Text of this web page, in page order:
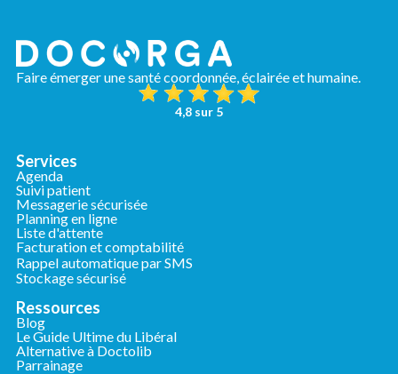
Faire émerger une santé coordonnée, éclairée et humaine.
4,8 sur 5
Services
Agenda
Suivi patient
Messagerie sécurisée
Planning en ligne
Liste d'attente
Facturation et comptabilité
Rappel automatique par SMS
Stockage sécurisé
Ressources
Blog
Le Guide Ultime du Libéral
Alternative à Doctolib
Parrainage